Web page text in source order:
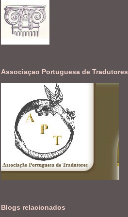
Associaçao Portuguesa de Tradutores
Blogs relacionados